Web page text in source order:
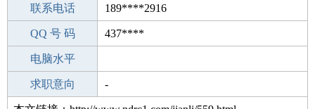
期望月薪
联系电话 189****2916
手机号码 189****2916
QQ 号 码 437****
微信号码
电脑水平
外语水平
求职意向 -